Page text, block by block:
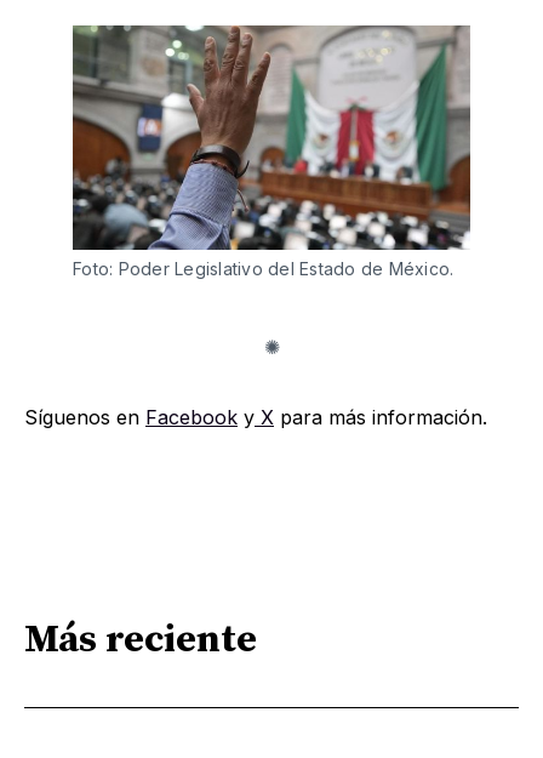
Foto: Poder Legislativo del Estado de México.
Síguenos en Facebook y X para más información.
Más reciente